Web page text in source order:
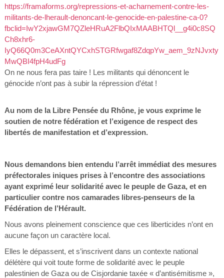
https://framaforms.org/repressions-et-acharnement-contre-les-
militants-de-lherault-denoncant-le-genocide-en-palestine-ca-0?
fbclid=IwY2xjawGM7QZleHRuA2FlbQIxMAABHTQl__g4i0c8SQ
Ch8xhr6-
IyQ66Q0m3CeAXntQYCxhSTGRfwgaf8ZdqpYw_aem_9zNJvxty
MwQBI4fpH4udFg
On ne nous fera pas taire ! Les militants qui dénoncent le
génocide n’ont pas à subir la répression d’état !
Au nom de la Libre Pensée du Rhône, je vous exprime le
soutien de notre fédération et l’exigence de respect des
libertés de manifestation et d’expression.
Nous demandons bien entendu l’arrêt immédiat des mesures
préfectorales iniques prises à l’encontre des associations
ayant exprimé leur solidarité avec le peuple de Gaza, et en
particulier contre nos camarades libres-penseurs de la
Fédération de l’Hérault.
Nous avons pleinement conscience que ces liberticides n’ont en
aucune façon un caractère local.
Elles le dépassent, et s’inscrivent dans un contexte national
délétère qui voit toute forme de solidarité avec le peuple
palestinien de Gaza ou de Cisjordanie taxée « d’antisémitisme »,